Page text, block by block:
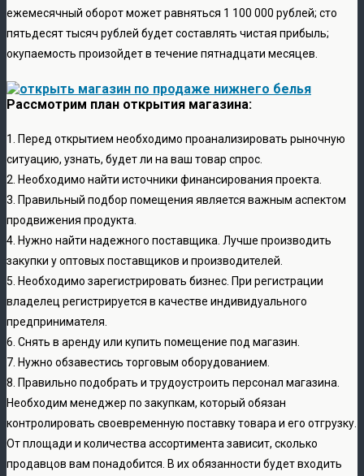
ежемесячный оборот может равняться 1 100 000 рублей; сто
пятьдесят тысяч рублей будет составлять чистая прибыль;
окупаемость произойдет в течение пятнадцати месяцев.
Рассмотрим план открытия магазина:
1. Перед открытием необходимо проанализировать рыночную
ситуацию, узнать, будет ли на ваш товар спрос.
2. Необходимо найти источники финансирования проекта.
3. Правильный подбор помещения является важным аспектом
продвижения продукта.
4. Нужно найти надежного поставщика. Лучше производить
закупки у оптовых поставщиков и производителей.
5. Необходимо зарегистрировать бизнес. При регистрации
владелец регистрируется в качестве индивидуального
предпринимателя.
6. Снять в аренду или купить помещение под магазин.
7. Нужно обзавестись торговым оборудованием.
8. Правильно подобрать и трудоустроить персонал магазина.
Необходим менеджер по закупкам, который обязан
контролировать своевременную поставку товара и его отгрузку.
От площади и количества ассортимента зависит, сколько
продавцов вам понадобится. В их обязанности будет входить